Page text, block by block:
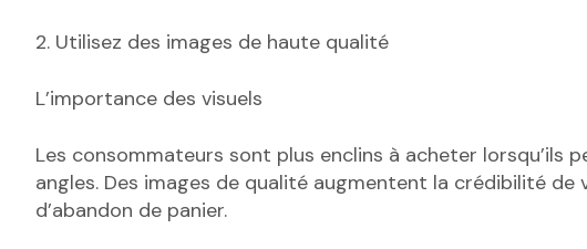
2. Utilisez des images de haute qualité
L’importance des visuels
Les consommateurs sont plus enclins à acheter lorsqu’ils
angles. Des images de qualité augmentent la crédibilité
d’abandon de panier.